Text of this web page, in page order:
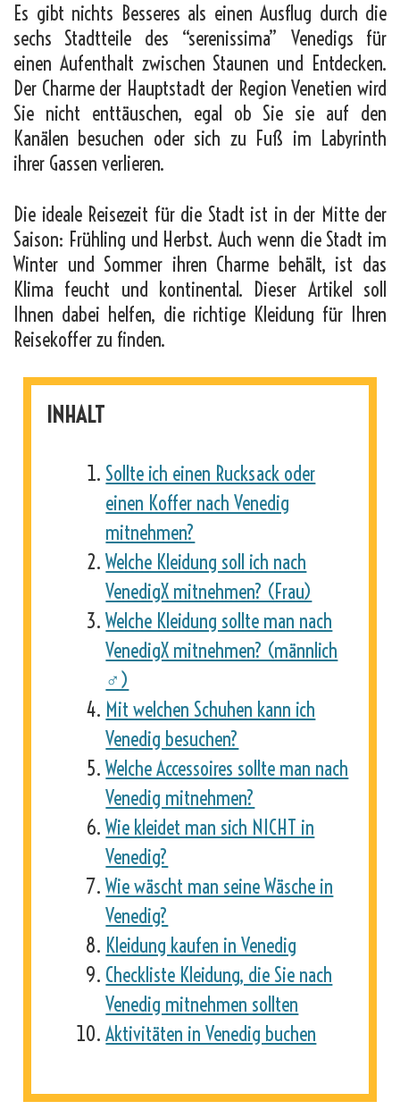
Es gibt nichts Besseres als einen Ausflug durch die
sechs Stadtteile des “serenissima” Venedigs für
einen Aufenthalt zwischen Staunen und Entdecken.
Der Charme der Hauptstadt der Region Venetien wird
Sie nicht enttäuschen, egal ob Sie sie auf den
Kanälen besuchen oder sich zu Fuß im Labyrinth
ihrer Gassen verlieren.
Die ideale Reisezeit für die Stadt ist in der Mitte der
Saison: Frühling und Herbst. Auch wenn die Stadt im
Winter und Sommer ihren Charme behält, ist das
Klima feucht und kontinental. Dieser Artikel soll
Ihnen dabei helfen, die richtige Kleidung für Ihren
Reisekoffer zu finden.
INHALT
Sollte ich einen Rucksack oder
einen Koffer nach Venedig
mitnehmen?
Welche Kleidung soll ich nach
VenedigX mitnehmen? (Frau)
Welche Kleidung sollte man nach
VenedigX mitnehmen? (männlich
♂)
Mit welchen Schuhen kann ich
Venedig besuchen?
Welche Accessoires sollte man nach
Venedig mitnehmen?
Wie kleidet man sich NICHT in
Venedig?
Wie wäscht man seine Wäsche in
Venedig?
Kleidung kaufen in Venedig
Checkliste Kleidung, die Sie nach
Venedig mitnehmen sollten
Aktivitäten in Venedig buchen